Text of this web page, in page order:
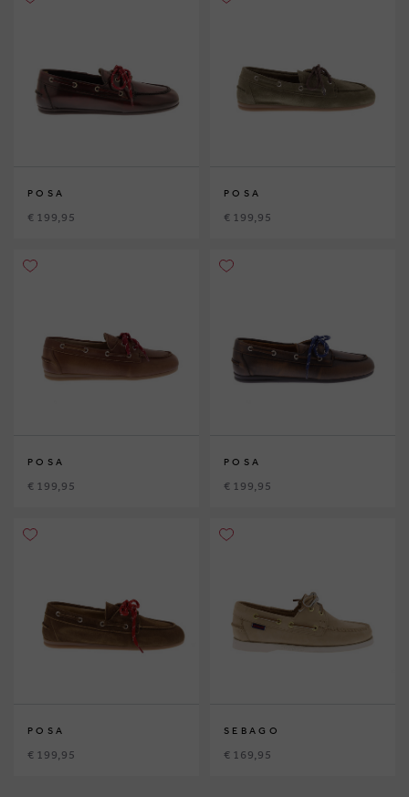
POSA
€ 199,95
POSA
€ 199,95
POSA
€ 199,95
POSA
€ 199,95
POSA
€ 199,95
SEBAGO
€ 169,95